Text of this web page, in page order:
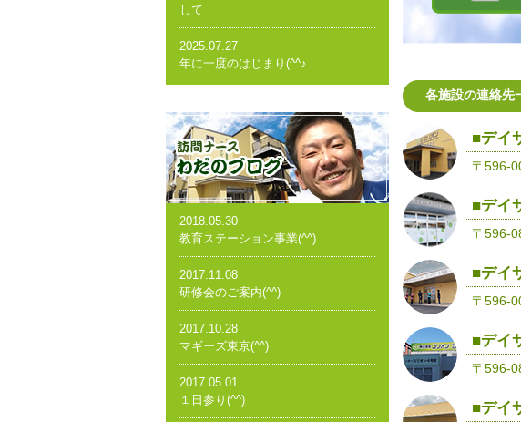
各施設の連絡先
■デイ
〒596-
■デイ
〒596-
■デイ
〒596-
■デイ
〒596-
■デイ
して
2025.07.27
年に一度のはじまり(^^♪
2018.05.30
教育ステーション事業(^^)
2017.11.08
研修会のご案内(^^)
2017.10.28
マギーズ東京(^^)
2017.05.01
１日参り(^^)